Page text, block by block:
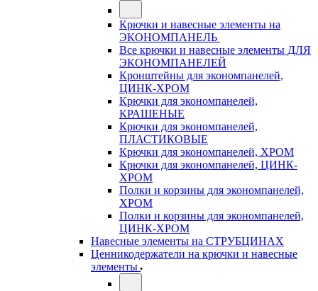
Крючки и навесные элементы на
ЭКОНОМПАНЕЛЬ
Все крючки и навесные элементы ДЛЯ
ЭКОНОМПАНЕЛЕЙ
Кронштейны для экономпанелей,
ЦИНК-ХРОМ
Крючки для экономпанелей,
КРАШЕНЫЕ
Крючки для экономпанелей,
ПЛАСТИКОВЫЕ
Крючки для экономпанелей, ХРОМ
Крючки для экономпанелей, ЦИНК-
ХРОМ
Полки и корзины для экономпанелей,
ХРОМ
Полки и корзины для экономпанелей,
ЦИНК-ХРОМ
Навесные элементы на СТРУБЦИНАХ
Ценникодержатели на крючки и навесные
элементы